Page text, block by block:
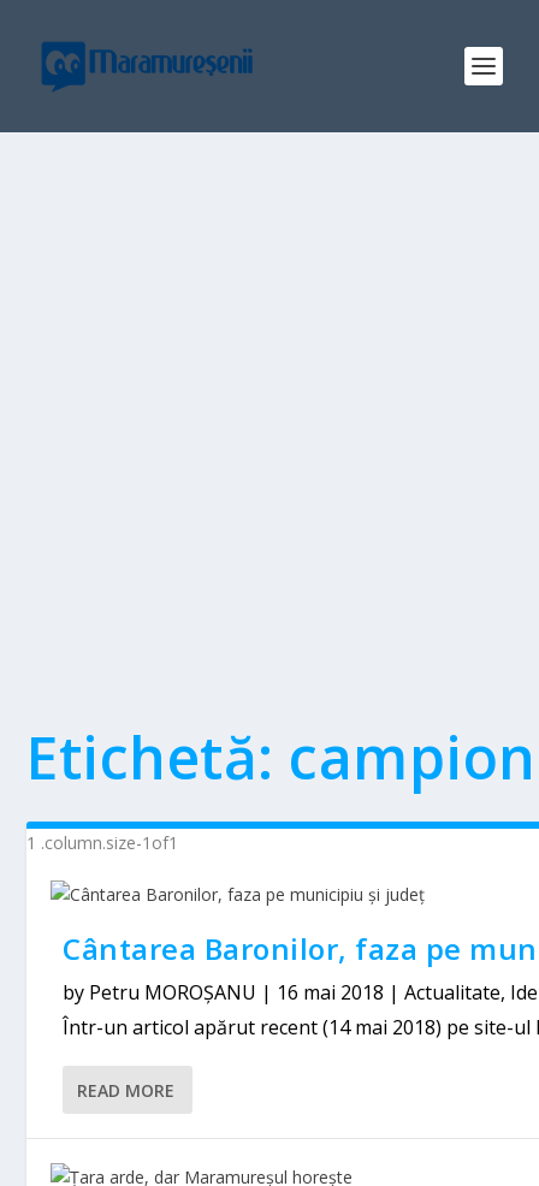
Etichetă:
Cântarea Baronilor, faza pe
by Petru MOROȘANU | 16 mai 2018 |Actualitate,
Într-un articol apărut recent (14 mai 2018) pe site-ul
READ MORE